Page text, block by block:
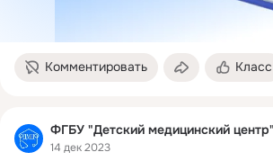
Комментировать Класс
ФГБУ "Детский медицинский центр"
14 дек 2023